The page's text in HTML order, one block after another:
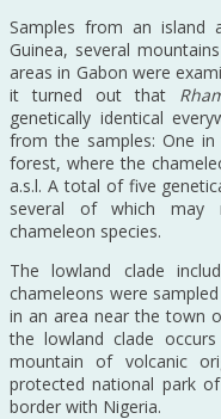
Samples from an island
Guinea, several
areas in Gabon were
it turned out that
genetically identical
from the samples: One
forest, where the
a.s.l. A total of five
several of which may
chameleon species.
The lowland clade
chameleons were
in an area near the town
the lowland clade
mountain of volcanic
protected national park
border with Nigeria.